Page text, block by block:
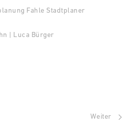
Fahle Stadtplaner
| Luca Bürger
Weiter